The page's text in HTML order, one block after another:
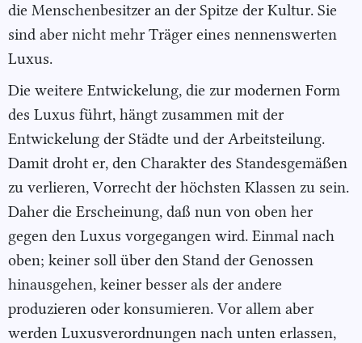
die Menschenbesitzer an der Spitze der Kultur. Sie
sind aber nicht mehr Träger eines nennenswerten
Luxus.
Die weitere Entwickelung, die zur modernen Form
des Luxus führt, hängt zusammen mit der
Entwickelung der Städte und der Arbeitsteilung.
Damit droht er, den Charakter des Standesgemäßen
zu verlieren, Vorrecht der höchsten Klassen zu sein.
Daher die Erscheinung, daß nun von oben her
gegen den Luxus vorgegangen wird. Einmal nach
oben; keiner soll über den Stand der Genossen
hinausgehen, keiner besser als der andere
produzieren oder konsumieren. Vor allem aber
werden Luxusverordnungen nach unten erlassen,